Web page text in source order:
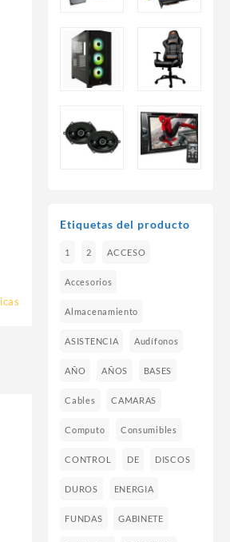
Etiquetas del producto
1 2 ACCESO
Accesorios
Almacenamiento
ASISTENCIA Audífonos
AÑO AÑOS BASES
Cables CAMARAS
Computo Consumibles
CONTROL DE DISCOS
DUROS ENERGIA
FUNDAS GABINETE